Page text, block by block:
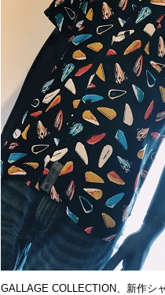
GALLAGE COLLECTION、新作シ